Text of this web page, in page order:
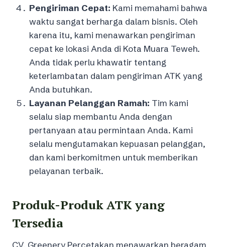
Pengiriman Cepat: Kami memahami bahwa
waktu sangat berharga dalam bisnis. Oleh
karena itu, kami menawarkan pengiriman
cepat ke lokasi Anda di Kota Muara Teweh.
Anda tidak perlu khawatir tentang
keterlambatan dalam pengiriman ATK yang
Anda butuhkan.
Layanan Pelanggan Ramah: Tim kami
selalu siap membantu Anda dengan
pertanyaan atau permintaan Anda. Kami
selalu mengutamakan kepuasan pelanggan,
dan kami berkomitmen untuk memberikan
pelayanan terbaik.
Produk-Produk ATK yang
Tersedia
CV. Greenery Percetakan menawarkan beragam